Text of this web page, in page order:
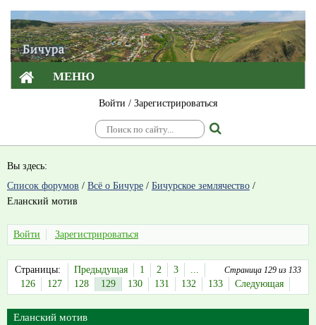
МЕНЮ
Войти / Зарегистрироваться
Вы здесь:
Список форумов / Всё о Бичуре / Бичурское землячество /
Еланский мотив
Войти Зарегистрироваться
Страница 129 из 133
Страницы: Предыдущая 1 2 3
...
126
127 128 129 130 131 132 133 Следующая
Еланский мотив